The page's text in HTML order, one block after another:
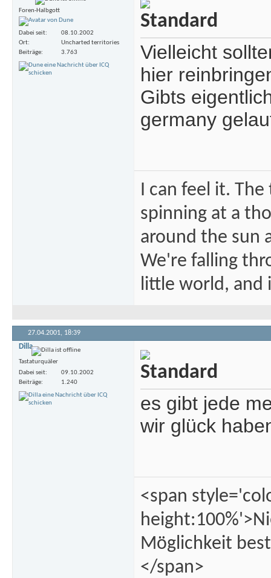
Foren-Halbgott
Dabei seit
08.10.2002
Ort
Uncharted territories
Beiträge
3.763
Vielleicht
hier
Gibts
germany
I can feel it.
spinning at a
around the sun
We're falling
little world, and
27.04.2001, 18:39
Dilla
Tastaturquäler
Dabei seit
09.10.2002
Beiträge
1.240
es gibt jede
wir glück
<span
Möglichkeit
</span>